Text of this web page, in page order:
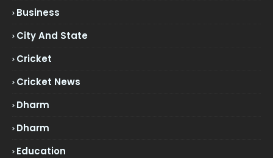
Business
City And State
Cricket
Cricket News
Dharm
Dharm
Education